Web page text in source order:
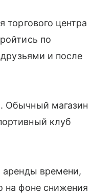
торгового центра
по
и после
Обычный магазин
клуб
аренды времени,
на фоне снижения